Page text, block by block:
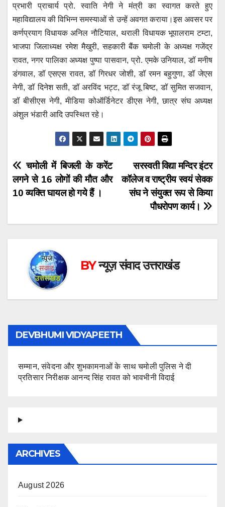
प्रभारी प्राचार्य प्रो. स्वाति नेगी ने मंत्री का स्वागत करते हुए
महाविद्यालय की विभिन्न समस्याओं से उन्हें अवगत कराया।इस अवसर पर
कर्णप्रयाग विधायक अनिल नौटियाल, थराली विधायक भूपालराम टम्टा,
भाजपा जिलाध्यक्ष रमेश मैखुरी, सहकारी बैंक चमोली के अध्यक्ष गजेंद्र
रावत, नगर पालिका अध्यक्ष पुष्पा पासवान, प्रो. एमके उनियाल, डॉ मनीष
डंगवाल, डॉ एसएस रावत, डॉ गिरधर जोशी, डॉ रमन बहुगुणा, डॉ जेएस
नेगी, डॉ दिनेश सती, डॉ अरविंद भट्ट, डॉ रंजू बिष्ट, डॉ सुमित सजवान,
डॉ बीसीएस नेगी, मीडिया कोऑर्डिनेटर डीएस नेगी, छात्र संघ अध्यक्ष
अंशुल भंडारी आदि उपस्थित रहे।
Post
navigation
सरस्वती विद्या मन्दिर इंटर
कॉलेज व राष्ट्रीय स्वयं सेवक
संघ ने संयुक्त रूप से किया
पौधरोपण कार्य।
चमोली में बिजली के करेंट
लगने से 16 लोगों की मौत और
10 व्यक्ति घायल हो गये हैं ।
BYन्यूज़ संवाद उत्तराखंड
DEVBHUMI VIDYAPEETH
सम्मान, संवेदना और शुभकामनाओं के साथ चमोली पुलिस ने दी
प्रतिसार निरीक्षक आनन्द सिंह रावत को भावभीनी विदाई
ARCHIVES
August 2026